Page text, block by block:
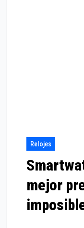
Relojes
mejor